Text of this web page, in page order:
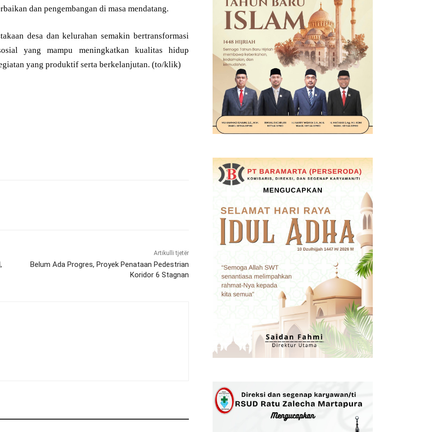
dan pengembangan di masa mendatang.
desa dan kelurahan semakin bertransformasi
yang mampu meningkatkan kualitas hidup
yang produktif serta berkelanjutan. (to/klik)
Artikulli tjetër
Belum Ada Progres, Proyek Penataan Pedestrian
Koridor 6 Stagnan